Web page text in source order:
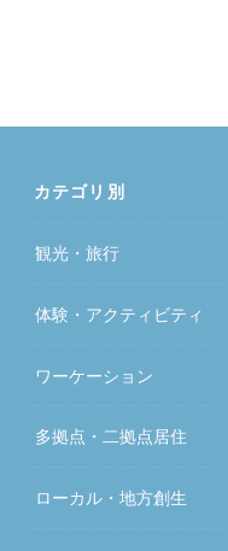
カテゴリ別
観光・旅行
体験・アクティビティ
ワーケーション
多拠点・二拠点居住
ローカル・地方創生